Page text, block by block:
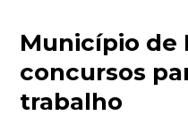
Município de
concursos
trabalho